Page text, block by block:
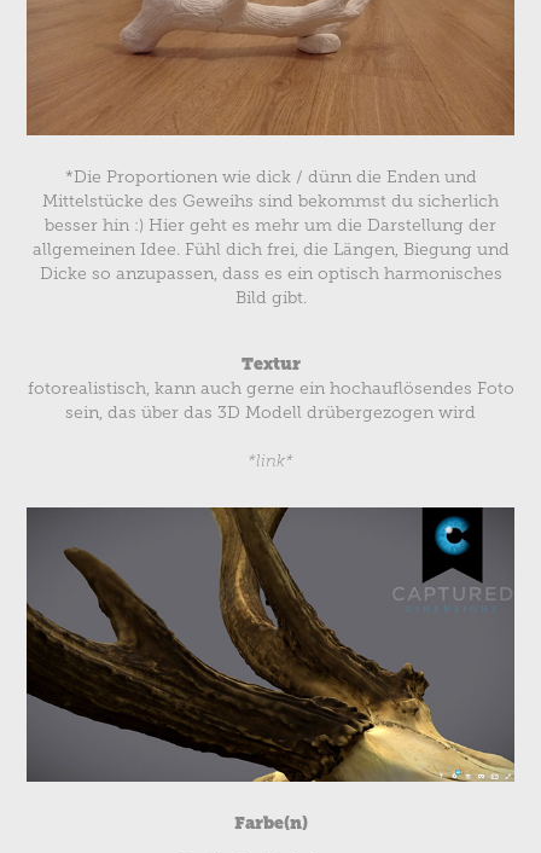
*Die Proportionen wie dick / dünn die Enden und
Mittelstücke des Geweihs sind bekommst du sicherlich
besser hin :) Hier geht es mehr um die Darstellung der
allgemeinen Idee. Fühl dich frei, die Längen, Biegung und
Dicke so anzupassen, dass es ein optisch harmonisches
Bild gibt.
Textur
fotorealistisch, kann auch gerne ein hochauflösendes Foto
sein, das über das 3D Modell drübergezogen wird
*link*
Farbe(n)